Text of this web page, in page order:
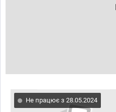
Не працює з 28.05.2024